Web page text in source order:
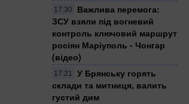
17:30
Важлива перемога:
ЗСУ взяли під вогневий
контроль ключовий маршрут
росіян Маріуполь - Чонгар
(відео)
17:21
​У Брянську горять
склади та митниця, валить
густий дим